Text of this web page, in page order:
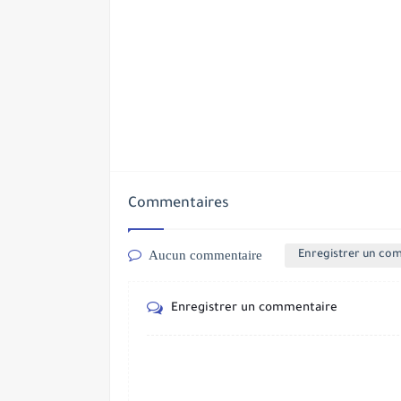
Commentaires
Aucun commentaire Enregistrer un
Enregistrer un commentaire